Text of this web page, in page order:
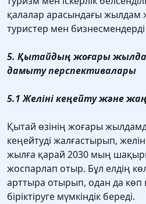
қалалар арасындағы жылдам
туристер мен
5. Қытайдың жоғары
дамыту перспективалары
5.1 Желіні кеңейту және
Қытай өзінің жоғары
кеңейтуді жалғастырып,
жылға қарай 2030 мың
жоспарлап отыр. Бұл елдің
арттыра отырып, одан да көп
біріктіруге мүмкіндік береді.